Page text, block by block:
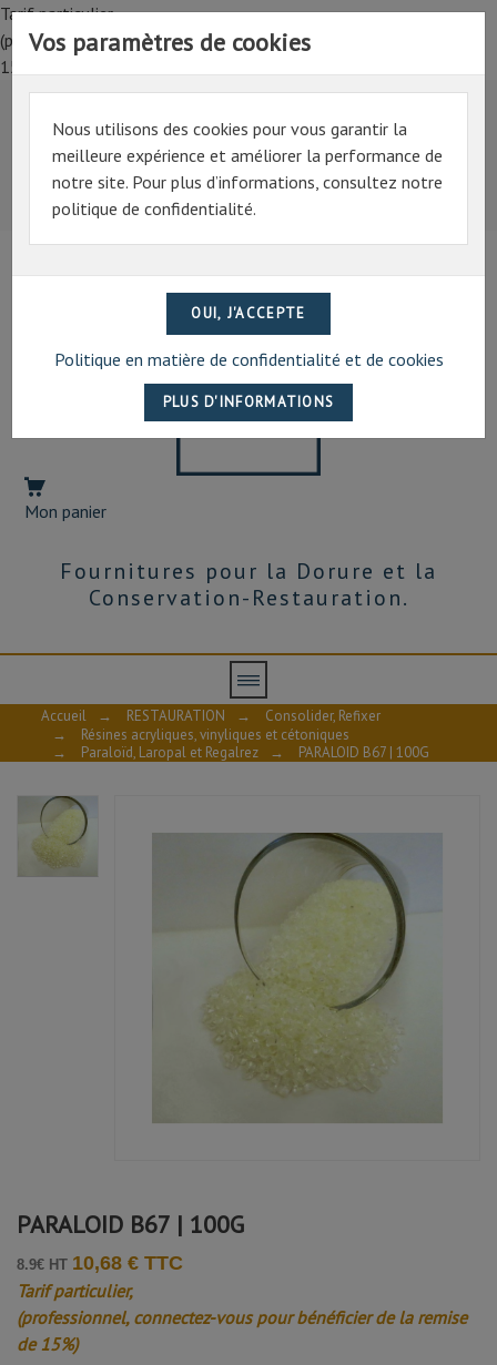
Tarif particulier,
(professionnel, connectez-vous pour bénéficier de la remise de
15%)
Tarif particulier,
(professionnel, connectez-vous pour bénéficier de la
remise de 15%)
07 69 94 13 47
Mon panier
Fournitures pour la Dorure et la
Conservation-Restauration.
Vos paramètres de cookies
Nous utilisons des cookies pour vous garantir la
meilleure expérience et améliorer la performance de
notre site. Pour plus d’informations, consultez notre
politique de confidentialité.
Politique en matière de confidentialité et de cookies
Accueil → RESTAURATION →
Consolider, Refixer
→
Résines acryliques, vinyliques et cétoniques
→
Paraloïd, Laropal et Regalrez → PARALOID B67 | 100G
PARALOID B67 | 100G
8.9€ HT 10,68 € TTC
Tarif particulier,
(professionnel, connectez-vous pour bénéficier de la remise
de 15%)
PARALOID B67-FT
Fiche technique - PARALOID B67